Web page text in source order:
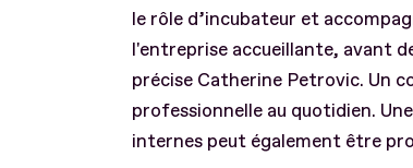
le rôle d’incubateur et
l'entreprise accueillante, avant
précise Catherine Petrovic. Un
professionnelle au quotidien.
internes peut également être